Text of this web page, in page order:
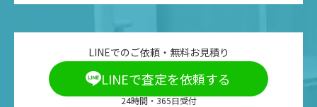
円
MacBook Neo 13インチ
Liquid Retinaディスプレイ
MHFC4J/A
112,000
81.28
LINEでのご依頼・無料お見積り
LINEで査定を依頼する
24時間・365日受付